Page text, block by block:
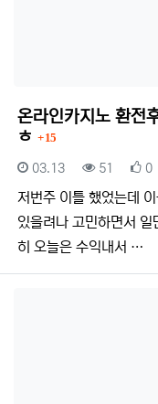
온라인카지노 환전
ㅎ 댓글
15
등록일
03.13 조회
51 추천
0
저번주 이틀 했었는데
있을려나 고민하면서
히 오늘은 수익내서 …